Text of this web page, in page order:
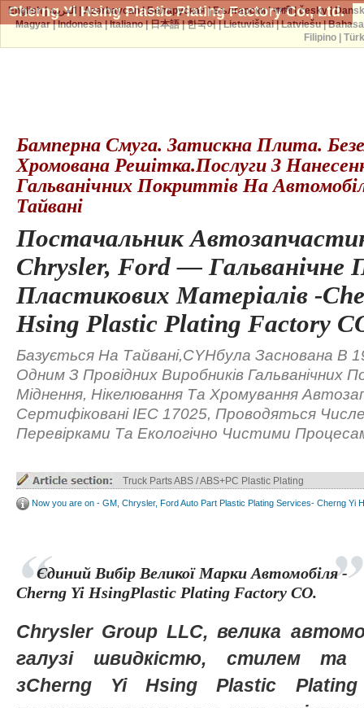
Cherng Yi Hsing Plastic Plating Factory Co., Ltd.
Бамперна Смуга. Затискна Плита.
Хромована Решітка.Послуги З
Гальванічних Покриттів На
Тайвані
Постачальник
Chrysler, Ford —
Пластикових Матеріалів -
Hsing Plastic Plating Factory
Базується На Тайвані,CYHбула Заснована В
Одним З Провідних Виробників Гальванічних
Міднення, Нікелювання Та Хромування
Сертифіковані IEC 17025, Проводяться
Перевірками Та Екологічно Чистими
Truck Parts ABS / ABS+PC Plastic Plating
Now you are on - GM, Chrysler, Ford Auto Part Plastic Plating Services- Cherng Yi
Єдиний Вибір Великої Марки Автомобіля -
Cherng Yi HsingPlastic Plating Factory CO.
Chrysler Group LLC, велика
галузі швидкістю, стилем та
зCherng Yi Hsing Plastic Plating
English|العربية |Azərbaycan|Беларуская|Български|বাঙ্গালী|česky|
Magyar|Indonesia|Italiano|日本語|한국어|Lietuviškai|Latviešu|
Filipino|